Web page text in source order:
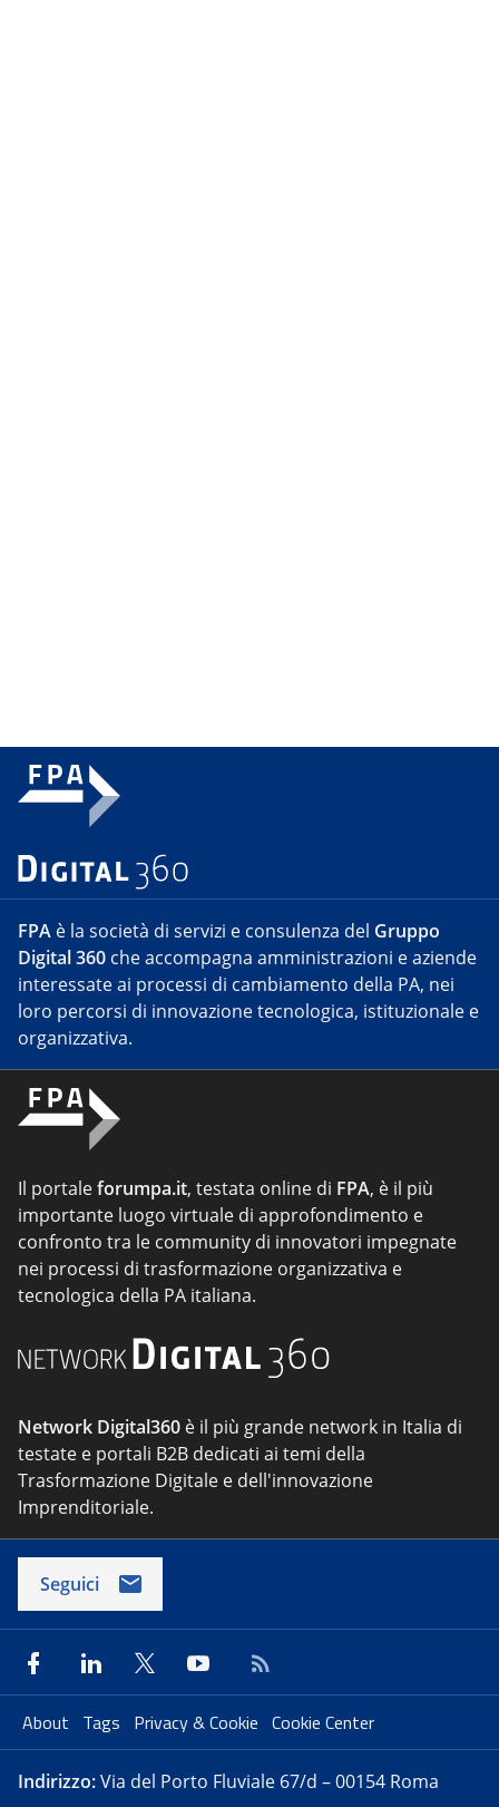
FPA è la società di servizi e consulenza del Gruppo
Digital 360 che accompagna amministrazioni e aziende
interessate ai processi di cambiamento della PA, nei
loro percorsi di innovazione tecnologica, istituzionale e
organizzativa.
Il portaleforumpa.it, testata online di FPA, è il più
importante luogo virtuale di approfondimento e
confronto tra le community di innovatori impegnate
nei processi di trasformazione organizzativa e
tecnologica della PA italiana.
Network Digital360 è il più grande network in Italia di
testate e portali B2B dedicati ai temi della
Trasformazione Digitale e dell'innovazione
Imprenditoriale.
Seguici
About Tags Privacy & Cookie Cookie Center
Indirizzo:Via del Porto Fluviale 67/d – 00154 Roma